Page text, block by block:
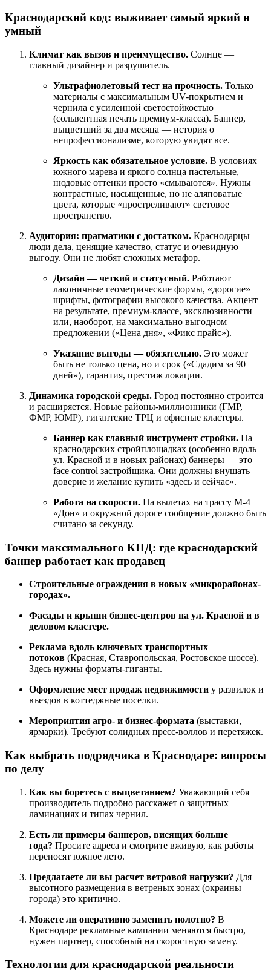
Краснодарский код: выживает самый яркий и
умный
Климат как вызов и преимущество. Солнце —
главный дизайнер и разрушитель.
Ультрафиолетовый тест на прочность. Только
материалы с максимальным UV-покрытием и
чернила с усиленной светостойкостью
(сольвентная печать премиум-класса). Баннер,
выцветший за два месяца — история о
непрофессионализме, которую увидят все.
Яркость как обязательное условие. В условиях
южного марева и яркого солнца пастельные,
нюдовые оттенки просто «смываются». Нужны
контрастные, насыщенные, но не аляповатые
цвета, которые «простреливают» световое
пространство.
Аудитория: прагматики с достатком. Краснодарцы —
люди дела, ценящие качество, статус и очевидную
выгоду. Они не любят сложных метафор.
Дизайн — четкий и статусный. Работают
лаконичные геометрические формы, «дорогие»
шрифты, фотографии высокого качества. Акцент
на результате, премиум-классе, эксклюзивности
или, наоборот, на максимально выгодном
предложении («Цена дня», «Фикс прайс»).
Указание выгоды — обязательно. Это может
быть не только цена, но и срок («Сдадим за 90
дней»), гарантия, престиж локации.
Динамика городской среды. Город постоянно строится
и расширяется. Новые районы-миллионники (ГМР,
ФМР, ЮМР), гигантские ТРЦ и офисные кластеры.
Баннер как главный инструмент стройки. На
краснодарских стройплощадках (особенно вдоль
ул. Красной и в новых районах) баннеры — это
face control застройщика. Они должны внушать
доверие и желание купить «здесь и сейчас».
Работа на скорости. На вылетах на трассу М-4
«Дон» и окружной дороге сообщение должно быть
считано за секунду.
Точки максимального КПД: где краснодарский
баннер работает как продавец
Строительные ограждения в новых «микрорайонах-
городах».
Фасады и крыши бизнес-центров на ул. Красной и в
деловом кластере.
Реклама вдоль ключевых транспортных
потоков (Красная, Ставропольская, Ростовское шоссе).
Здесь нужны форматы-гиганты.
Оформление мест продаж недвижимости у развилок и
въездов в коттеджные поселки.
Мероприятия агро- и бизнес-формата (выставки,
ярмарки). Требуют солидных пресс-воллов и перетяжек.
Как выбрать подрядчика в Краснодаре: вопросы
по делу
Как вы боретесь с выцветанием? Уважающий себя
производитель подробно расскажет о защитных
ламинациях и типах чернил.
Есть ли примеры баннеров, висящих больше
года? Просите адреса и смотрите вживую, как работы
переносят южное лето.
Предлагаете ли вы расчет ветровой нагрузки? Для
высотного размещения в ветреных зонах (окраины
города) это критично.
Можете ли оперативно заменить полотно? В
Краснодаре рекламные кампании меняются быстро,
нужен партнер, способный на скоростную замену.
Технологии для краснодарской реальности